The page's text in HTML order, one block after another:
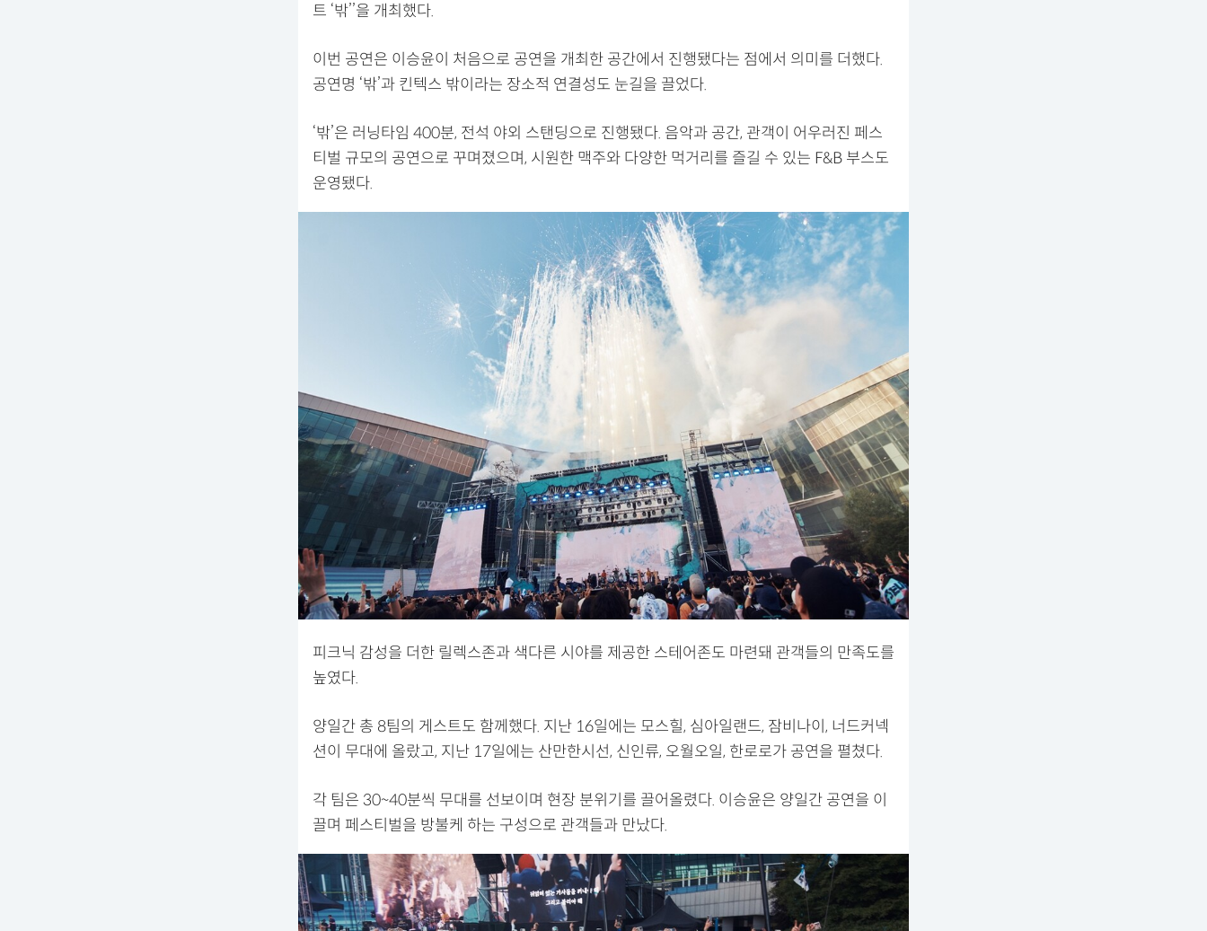
트 ‘밖’’을 개최했다.
이번 공연은 이승윤이 처음으로 공연을 개최한 공간에서 진행됐다는 점에서 의미를 더했다.
공연명 ‘밖’과 킨텍스 밖이라는 장소적 연결성도 눈길을 끌었다.
‘밖’은 러닝타임 400분, 전석 야외 스탠딩으로 진행됐다. 음악과 공간, 관객이 어우러진 페스
티벌 규모의 공연으로 꾸며졌으며, 시원한 맥주와 다양한 먹거리를 즐길 수 있는 F&B 부스도
운영됐다.
피크닉 감성을 더한 릴렉스존과 색다른 시야를 제공한 스테어존도 마련돼 관객들의 만족도를
높였다.
양일간 총 8팀의 게스트도 함께했다. 지난 16일에는 모스힐, 심아일랜드, 잠비나이, 너드커넥
션이 무대에 올랐고, 지난 17일에는 산만한시선, 신인류, 오월오일, 한로로가 공연을 펼쳤다.
각 팀은 30~40분씩 무대를 선보이며 현장 분위기를 끌어올렸다. 이승윤은 양일간 공연을 이
끌며 페스티벌을 방불케 하는 구성으로 관객들과 만났다.